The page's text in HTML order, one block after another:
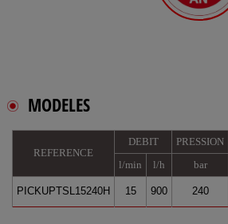
MODELES
REFERENCE
DEBIT PRESSION
l/min
l/h bar
PICKUPTSL15240H 15 900 240